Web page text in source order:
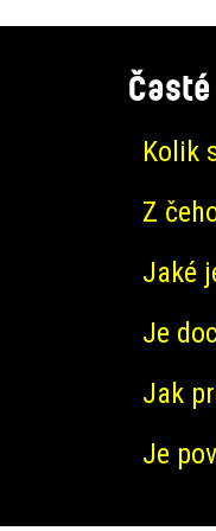
Kolik
Z
Jaké
Je
Jak
Je